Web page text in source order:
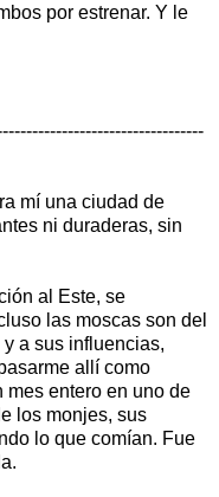
por estrenar. Y le
mí una ciudad de
ni duraderas, sin
al Este, se
las moscas son del
a sus influencias,
allí como
mes entero en uno de
los monjes, sus
lo que comían. Fue